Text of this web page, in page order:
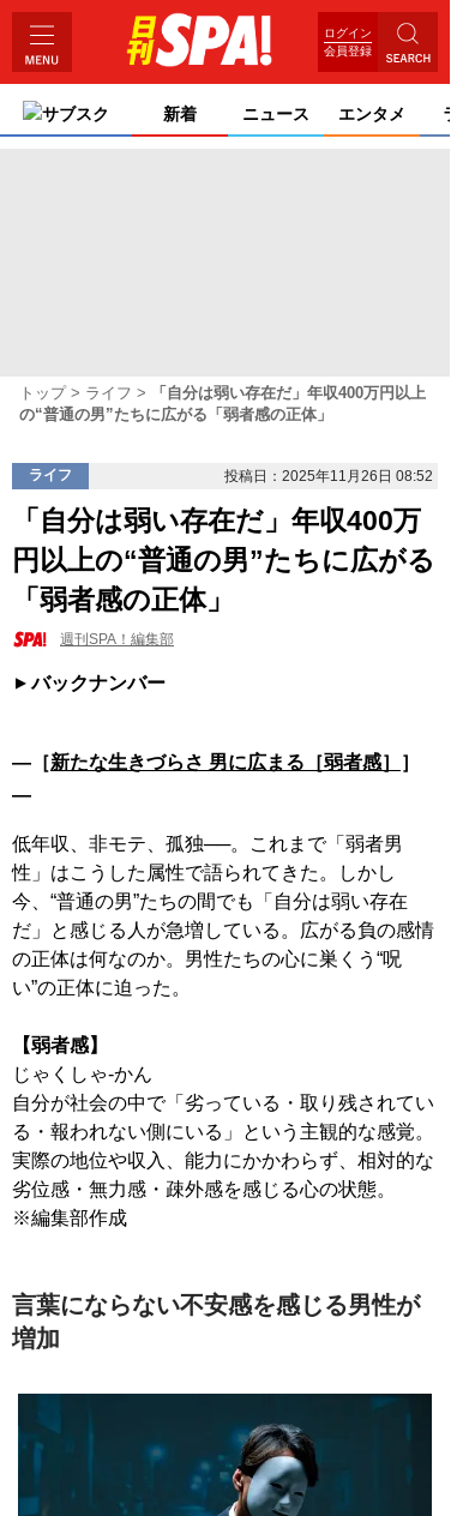
ログイン
会員登録
サブスク 新着 ニュース エンタメ ライ
トップ ライフ
「自分は弱い存在だ」年収400万円以上
の“普通の男”たちに広がる「弱者感の正体」
ライフ 投稿日：2025年11月26日 08:52
「自分は弱い存在だ」年収400万
円以上の“普通の男”たちに広がる
「弱者感の正体」
週刊SPA！編集部
バックナンバー
―［新たな生きづらさ 男に広まる［弱者感］
］
―
低年収、非モテ、孤独──。これまで「弱者男
性」はこうした属性で語られてきた。しかし
今、“普通の男”たちの間でも「自分は弱い存在
だ」と感じる人が急増している。広がる負の感情
の正体は何なのか。男性たちの心に巣くう“呪
い”の正体に迫った。
【弱者感】
じゃくしゃ-かん
自分が社会の中で「劣っている・取り残されてい
る・報われない側にいる」という主観的な感覚。
実際の地位や収入、能力にかかわらず、相対的な
劣位感・無力感・疎外感を感じる心の状態。
※編集部作成
言葉にならない不安感を感じる男性が
増加